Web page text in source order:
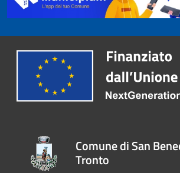
Comune di San
Tronto